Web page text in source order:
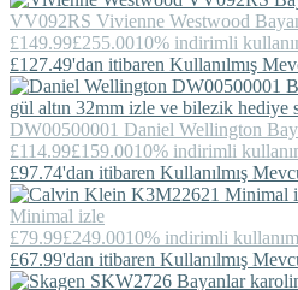
VV092RS Vivienne Westwood
£149.99£255.0010% indirimli
£127.49'dan itibaren Kullanılmış
DW00500001 Daniel Wellington
£114.99£159.0010% indirimli
£97.74'dan itibaren Kullanılmış
Minimal izle
£79.99£249.0010% indirimli
£67.99'dan itibaren Kullanılmış